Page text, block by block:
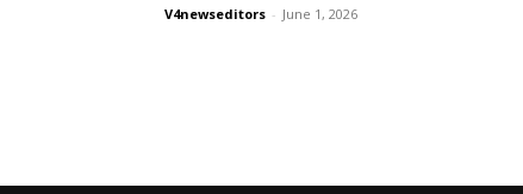
V4newseditors - June 1, 2026